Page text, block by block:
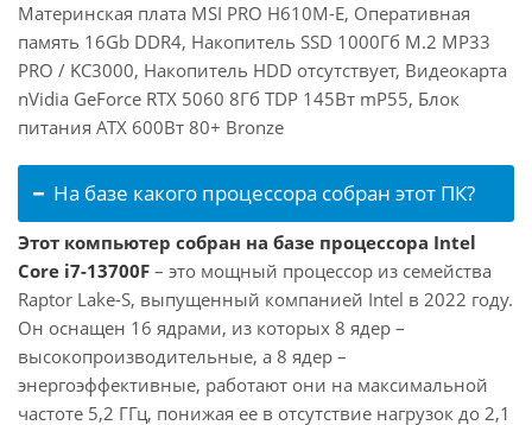
Материнская плата MSI PRO H610M-E, Оперативная
память 16Gb DDR4, Накопитель SSD 1000Гб M.2 MP33
PRO / KC3000, Накопитель HDD отсутствует, Видеокарта
nVidia GeForce RTX 5060 8Гб TDP 145Вт mP55, Блок
питания ATX 600Вт 80+ Bronze
На базе какого процессора собран этот ПК?
Этот компьютер собран на базе процессора Intel
Core i7-13700F – это мощный процессор из семейства
Raptor Lake-S, выпущенный компанией Intel в 2022 году.
Он оснащен 16 ядрами, из которых 8 ядер –
высокопроизводительные, а 8 ядер –
энергоэффективные, работают они на максимальной
частоте 5,2 ГГц, понижая ее в отсутствие нагрузок до 2,1